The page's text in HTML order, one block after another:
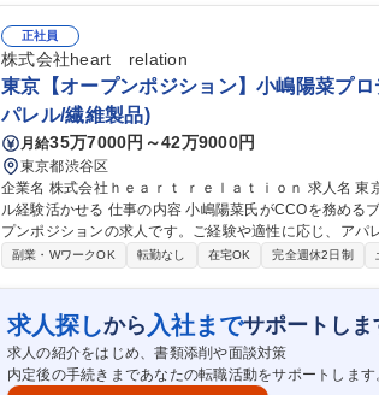
る強い組織づくりを目指し
正社員
株式会社heart relation
東京【オープンポジション】小嶋陽菜プ
パレル/繊維製品)
月給35万7000円～42万9000円
東京都渋谷区
企業名 株式会社ｈｅａｒｔ ｒｅｌａｔｉｏｎ 求人名 東京【オープンポジション】小嶋陽菜プロデュース/アパレ
ル経験活かせる 仕事の内容 小嶋陽菜氏がCCOを務めるブランド(Her lip to等)の企画・運営を行う当社にて、オー
プンポジションの求人です。ご経験や適性に応じ、ア
診します。 『Her lip to』『Her lip to BEAUTY』等を展開し、D2Cモデルで急成長中の当社。今回はアパレル専
の強みや挑戦したい領域を面談で伺い、最適なキャリ
体験を第一に考える社風です。フラットな組織でチームと協
京【オープンポジション】小嶋陽菜プロデュース/アパレ
副業・WワークOK 転勤なし 在宅OK 完全週休2日制
求人探しから 入社までサポートしま
求人の紹介をはじめ、書類添削や面談対策
内定後の手続きまであなたの転職活動をサポートします